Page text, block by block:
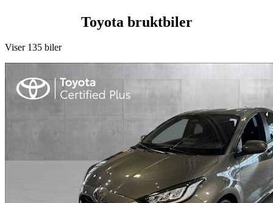
Toyota bruktbiler
Viser 135 biler